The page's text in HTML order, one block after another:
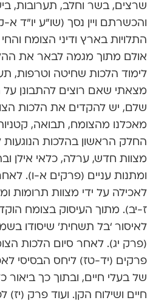
שרצים, בשר וחלב, תערובות,
והכשרתם ויין נסך (שו”ע יו”ד
התלויות בארץ ודיני הצומח
אולם מתוך מגמה לבאר את
לימוד הלכות שחיטה וטרפות,
מצאתי שאם רוצים להתבונן על
שלם, יש להקדים את הלכות
מאכלנו מהצומח, תבואה,
החלק הראשון בהלכות הנוגעות
מצוות חדש, ערלה, כלאי אילן
ומתנות עניים (פרקים א-ו).
לאכילה על ידי מצוות תרומות
ז-יב). מתוך העיסוק בצומח
לאיסור ‘בל תשחית’ שיסודו
(פרק יג). לאחר סיום הלכות
פרקים (יד-טז) ליחס הבסיסי
של בעלי חיים, ובתוך כך ביאור
חיים ושילוח הקן. ועוד פרק (יז)